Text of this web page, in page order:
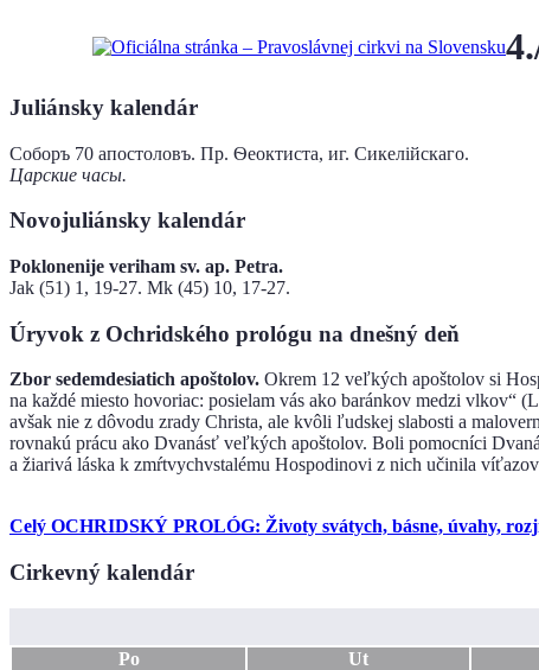
Juliánsky kalendár
Соборъ 70 апостоловъ. Пр. Ѳеоктиста, иг. Сикелійскaго.
Царские часы.
Novojuliánsky kalendár
Poklonenije veriham sv. ap. Petra.
Jak (51) 1, 19-27. Mk (45) 10, 17-27.
Úryvok z Ochridského prológu na dnešný deň
Zbor sedemdesiatich apoštolov. Okrem 12 veľkých apoštolov si
na každé miesto hovoriac: posielam vás ako baránkov medzi vlkov“
avšak nie z dôvodu zrady Christa, ale kvôli ľudskej slabosti a
rovnakú prácu ako Dvanásť veľkých apoštolov. Boli pomocníci
a žiarivá láska k zmŕtvychvstalému Hospodinovi z nich učinila
Celý OCHRIDSKÝ PROLÓG: Životy svátych, básne, úvahy,
Cirkevný kalendár
Po Ut